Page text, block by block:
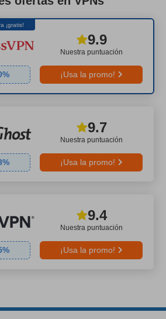
¡gratis!
Nuestra puntuación
9.9
% ¡Usa la promo!
Nuestra puntuación
9.7
% ¡Usa la promo!
Nuestra puntuación
9.4
% ¡Usa la promo!